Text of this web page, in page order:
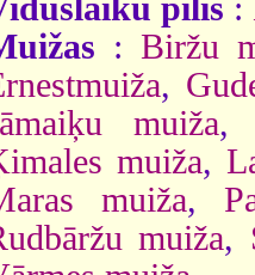
pilis :
: Biržu
,
muiža
muiža,
muiža,
muiža,